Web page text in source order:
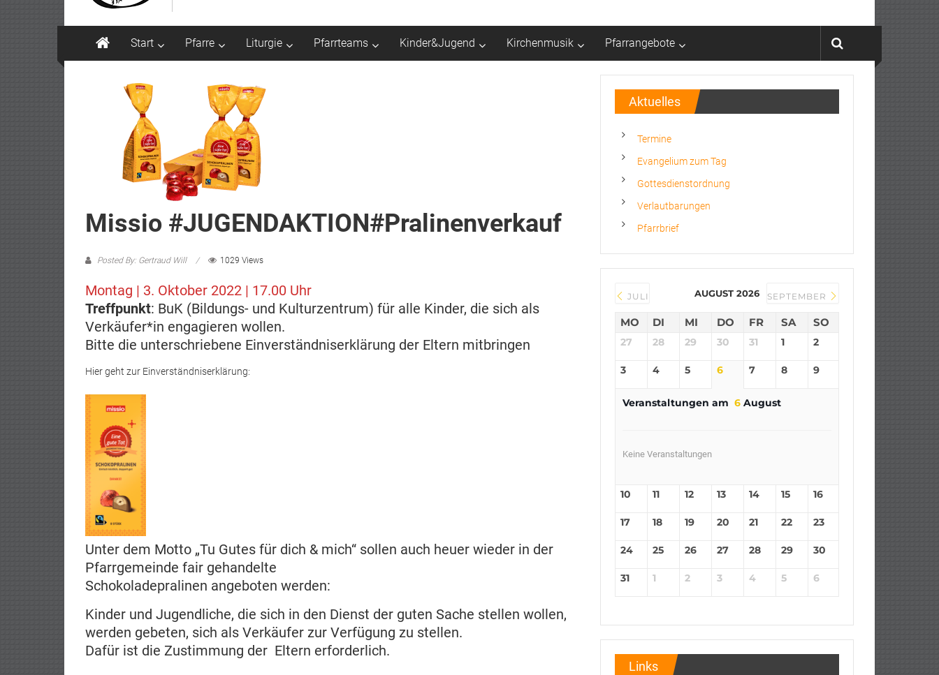
Start Pfarre Liturgie Pfarrteams Kinder&Jugend Kirchenmusik Pfarrangebote
Missio #JUGENDAKTION#Pralinenverkauf
Posted By: Gertraud Will 1029 Views
Montag | 3. Oktober 2022 | 17.00 Uhr
Treffpunkt: BuK (Bildungs- und Kulturzentrum) für alle Kinder, die sich als
Verkäufer*in engagieren wollen.
Bitte die unterschriebene Einverständniserklärung der Eltern mitbringen
Hier geht zur Einverständniserklärung:
Unter dem Motto „Tu Gutes für dich & mich“ sollen auch heuer wieder in der
Pfarrgemeinde fair gehandelte
Schokoladepralinen angeboten werden:
Kinder und Jugendliche, die sich in den Dienst der guten Sache stellen wollen,
werden gebeten, sich als Verkäufer zur Verfügung zu stellen.
Dafür ist die Zustimmung der Eltern erforderlich.
Aktuelles
Termine
Evangelium zum Tag
Gottesdienstordnung
Verlautbarungen
Pfarrbrief
JULI AUGUST 2026 SEPTEMBER
MO DI MI DO FR SA SO
27 28 29 30 31 1 2
3 4 5 6 7 8 9
Veranstaltungen am 6 August
Keine Veranstaltungen
10 11 12 13 14 15 16
17 18 19 20 21 22 23
24 25 26 27 28 29 30
31 1 2 3 4 5 6
Links